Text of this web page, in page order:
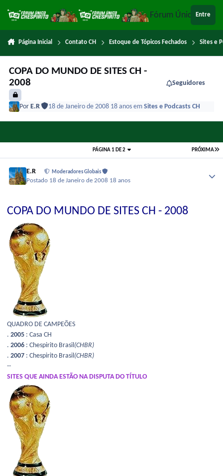
Fórum ÚnicoEntre
Página Inicial Contato CH Estoque de Tópicos Fechados Sites e
COPA DO MUNDO DE SITES CH -
2008
Seguidores
PorE.R 18 de Janeiro de 2008 18 anosemSites e Podcasts CH
PRÓXIMA
PÁGINA 1 DE 2
E.R Moderadores Globais
Postado 18 de Janeiro de 2008 18 anos
COPA DO MUNDO DE SITES CH - 2008
QUADRO DE CAMPEÕES
. 2005 : Casa CH
. 2006 : Chespirito Brasil(CHBR)
. 2007 : Chespirito Brasil(CHBR)
--
SITES QUE AINDA ESTÃO NA DISPUTA DO TÍTULO